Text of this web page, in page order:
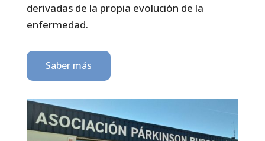
derivadas de la propia evolución de la
enfermedad.
Saber más